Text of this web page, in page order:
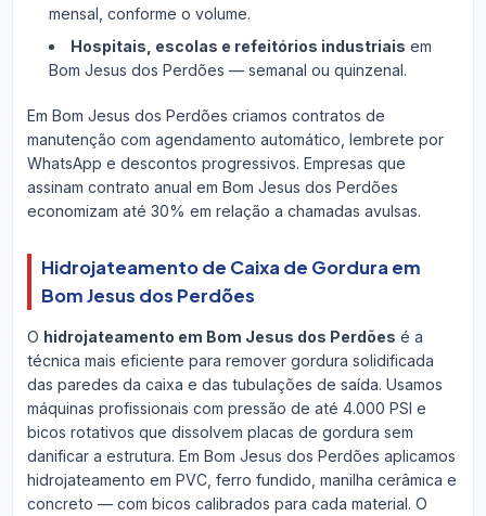
mensal, conforme o volume.
Hospitais, escolas e refeitórios industriais em
Bom Jesus dos Perdões — semanal ou quinzenal.
Em Bom Jesus dos Perdões criamos contratos de
manutenção com agendamento automático, lembrete por
WhatsApp e descontos progressivos. Empresas que
assinam contrato anual em Bom Jesus dos Perdões
economizam até 30% em relação a chamadas avulsas.
Hidrojateamento de Caixa de Gordura em
Bom Jesus dos Perdões
O hidrojateamento em Bom Jesus dos Perdões é a
técnica mais eficiente para remover gordura solidificada
das paredes da caixa e das tubulações de saída. Usamos
máquinas profissionais com pressão de até 4.000 PSI e
bicos rotativos que dissolvem placas de gordura sem
danificar a estrutura. Em Bom Jesus dos Perdões aplicamos
hidrojateamento em PVC, ferro fundido, manilha cerâmica e
concreto — com bicos calibrados para cada material. O